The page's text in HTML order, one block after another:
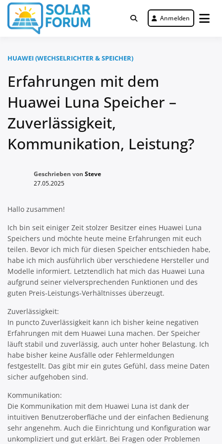
Zum
Inhalt
springen
Solar Forum
Deutschlandweit Nr. 1 Forum für
gewerbliche Solar Investments
Anmelden
HUAWEI (WECHSELRICHTER & SPEICHER)
Erfahrungen mit dem
Huawei Luna Speicher –
Zuverlässigkeit,
Kommunikation, Leistung?
Geschrieben von Steve
27.05.2025
Hallo zusammen!
Ich bin seit einiger Zeit stolzer Besitzer eines Huawei Luna
Speichers und möchte heute meine Erfahrungen mit euch
teilen. Bevor ich mich für diesen Speicher entschieden habe,
habe ich mich ausführlich über verschiedene Hersteller und
Modelle informiert. Letztendlich hat mich das Huawei Luna
aufgrund seiner vielversprechenden Funktionen und des
guten Preis-Leistungs-Verhältnisses überzeugt.
Zuverlässigkeit:
In puncto Zuverlässigkeit kann ich bisher keine negativen
Erfahrungen mit dem Huawei Luna machen. Der Speicher
läuft stabil und zuverlässig, auch unter hoher Belastung. Ich
habe bisher keine Ausfälle oder Fehlermeldungen
festgestellt. Das gibt mir ein gutes Gefühl, dass meine Daten
sicher aufgehoben sind.
Kommunikation:
Die Kommunikation mit dem Huawei Luna ist dank der
intuitiven Benutzeroberfläche und der einfachen Bedienung
sehr angenehm. Auch die Einrichtung und Konfiguration war
unkompliziert und gut erklärt. Bei Fragen oder Problemen